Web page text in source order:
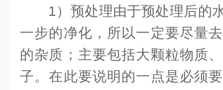
1）预处理由于预处理后的
一步的净化，所以一定要尽量
的杂质；主要包括大颗粒物质
子。在此要说明的一点是必须